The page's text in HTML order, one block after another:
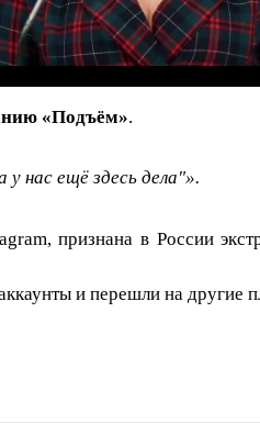
«Подъём».
нас ещё здесь дела"».
признана в России
и перешли на другие